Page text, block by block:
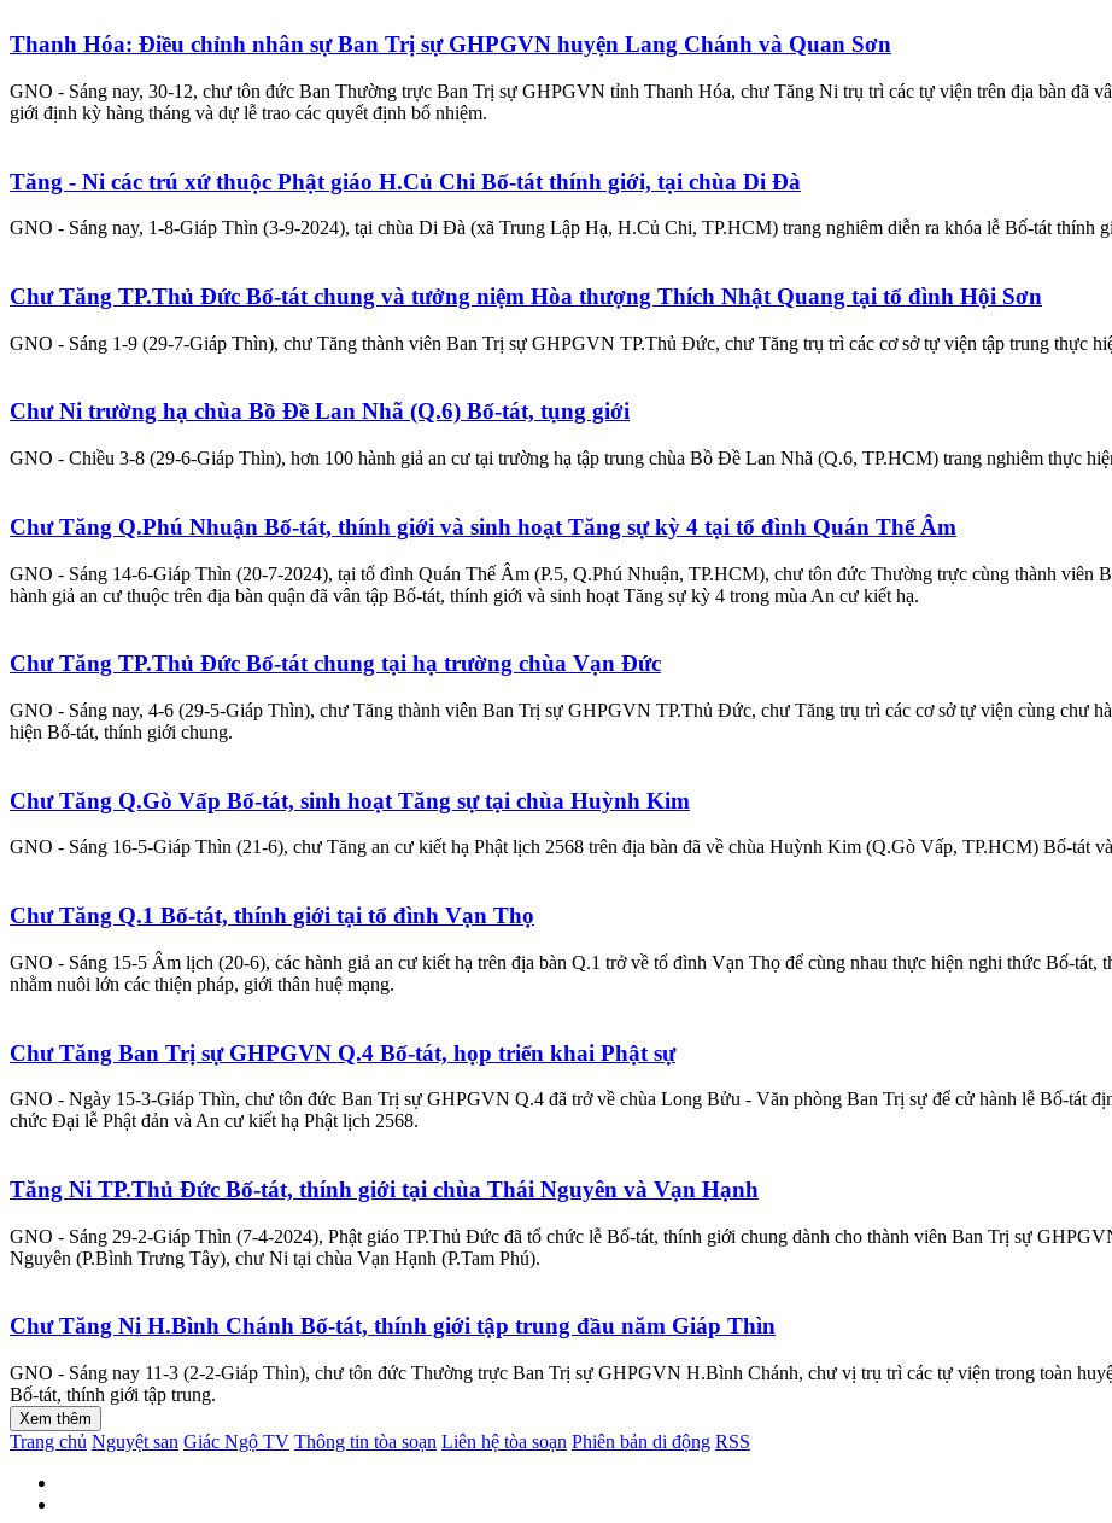
Thanh Hóa: Điều chỉnh nhân sự Ban Trị sự GHPGVN huyện Lang Chánh và Quan Sơn
GNO - Sáng nay, 30-12, chư tôn đức Ban Thường trực Ban Trị sự GHPGVN tỉnh Thanh Hóa, chư Tăng Ni trụ trì các tự viện trên địa bàn đã
giới định kỳ hàng tháng và dự lễ trao các quyết định bổ nhiệm.
Tăng - Ni các trú xứ thuộc Phật giáo H.Củ Chi Bố-tát thính giới, tại chùa Di Đà
GNO - Sáng nay, 1-8-Giáp Thìn (3-9-2024), tại chùa Di Đà (xã Trung Lập Hạ, H.Củ Chi, TP.HCM) trang nghiêm diễn ra khóa lễ Bố-tát
Chư Tăng TP.Thủ Đức Bố-tát chung và tưởng niệm Hòa thượng Thích Nhật Quang tại tổ đình Hội Sơn
GNO - Sáng 1-9 (29-7-Giáp Thìn), chư Tăng thành viên Ban Trị sự GHPGVN TP.Thủ Đức, chư Tăng trụ trì các cơ sở tự viện tập trung thực
Chư Ni trường hạ chùa Bồ Đề Lan Nhã (Q.6) Bố-tát, tụng giới
GNO - Chiều 3-8 (29-6-Giáp Thìn), hơn 100 hành giả an cư tại trường hạ tập trung chùa Bồ Đề Lan Nhã (Q.6, TP.HCM) trang nghiêm thực
Chư Tăng Q.Phú Nhuận Bố-tát, thính giới và sinh hoạt Tăng sự kỳ 4 tại tổ đình Quán Thế Âm
GNO - Sáng 14-6-Giáp Thìn (20-7-2024), tại tổ đình Quán Thế Âm (P.5, Q.Phú Nhuận, TP.HCM), chư tôn đức Thường trực cùng thành
hành giả an cư thuộc trên địa bàn quận đã vân tập Bố-tát, thính giới và sinh hoạt Tăng sự kỳ 4 trong mùa An cư kiết hạ.
Chư Tăng TP.Thủ Đức Bố-tát chung tại hạ trường chùa Vạn Đức
GNO - Sáng nay, 4-6 (29-5-Giáp Thìn), chư Tăng thành viên Ban Trị sự GHPGVN TP.Thủ Đức, chư Tăng trụ trì các cơ sở tự viện cùng chư
hiện Bố-tát, thính giới chung.
Chư Tăng Q.Gò Vấp Bố-tát, sinh hoạt Tăng sự tại chùa Huỳnh Kim
GNO - Sáng 16-5-Giáp Thìn (21-6), chư Tăng an cư kiết hạ Phật lịch 2568 trên địa bàn đã về chùa Huỳnh Kim (Q.Gò Vấp, TP.HCM) Bố-tát
Chư Tăng Q.1 Bố-tát, thính giới tại tổ đình Vạn Thọ
GNO - Sáng 15-5 Âm lịch (20-6), các hành giả an cư kiết hạ trên địa bàn Q.1 trở về tổ đình Vạn Thọ để cùng nhau thực hiện nghi thức Bố-tát,
nhằm nuôi lớn các thiện pháp, giới thân huệ mạng.
Chư Tăng Ban Trị sự GHPGVN Q.4 Bố-tát, họp triển khai Phật sự
GNO - Ngày 15-3-Giáp Thìn, chư tôn đức Ban Trị sự GHPGVN Q.4 đã trở về chùa Long Bửu - Văn phòng Ban Trị sự để cử hành lễ Bố-tát
chức Đại lễ Phật đản và An cư kiết hạ Phật lịch 2568.
Tăng Ni TP.Thủ Đức Bố-tát, thính giới tại chùa Thái Nguyên và Vạn Hạnh
GNO - Sáng 29-2-Giáp Thìn (7-4-2024), Phật giáo TP.Thủ Đức đã tổ chức lễ Bố-tát, thính giới chung dành cho thành viên Ban Trị sự
Nguyên (P.Bình Trưng Tây), chư Ni tại chùa Vạn Hạnh (P.Tam Phú).
Chư Tăng Ni H.Bình Chánh Bố-tát, thính giới tập trung đầu năm Giáp Thìn
GNO - Sáng nay 11-3 (2-2-Giáp Thìn), chư tôn đức Thường trực Ban Trị sự GHPGVN H.Bình Chánh, chư vị trụ trì các tự viện trong toàn
Bố-tát, thính giới tập trung.
Xem thêm
Trang chủ Nguyệt san Giác Ngộ TV Thông tin tòa soạn Liên hệ tòa soạn Phiên bản di động RSS